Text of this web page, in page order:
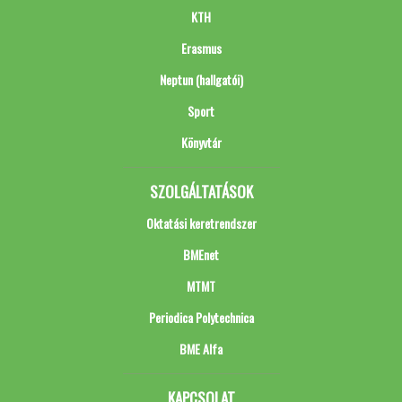
KTH
Erasmus
Neptun (hallgatói)
Sport
Könyvtár
SZOLGÁLTATÁSOK
Oktatási keretrendszer
BMEnet
MTMT
Periodica Polytechnica
BME Alfa